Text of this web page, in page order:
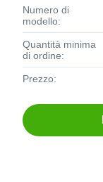
Numero di
modello:
Quantità minima
di ordine:
Prezzo: